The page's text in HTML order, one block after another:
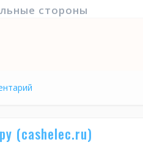
стороны
(cashelec.ru)